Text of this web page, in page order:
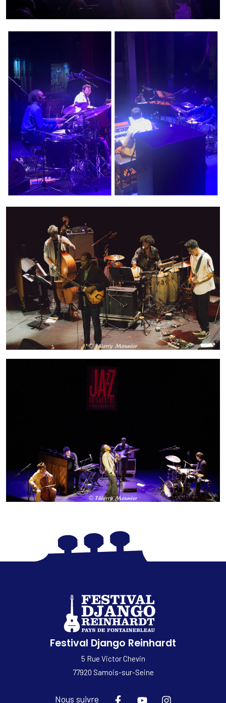
Festival Django Reinhardt
5 Rue Victor Chevin
77920 Samois-sur-Seine
Nous suivre